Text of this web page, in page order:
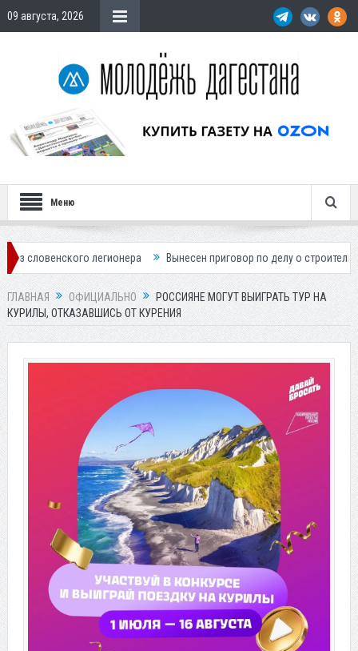
09 августа, 2026
Меню
легионера Вынесен приговор по делу о строительстве
ГЛАВНАЯ ОФИЦИАЛЬНО
РОССИЯНЕ МОГУТ ВЫИГРАТЬ ТУР НА
КУРИЛЫ, ОТКАЗАВШИСЬ ОТ КУРЕНИЯ